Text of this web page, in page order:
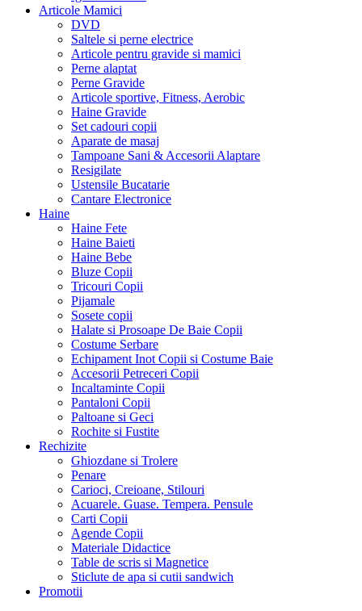
Articole Mamici
DVD
Saltele si perne electrice
Articole pentru gravide si mamici
Perne alaptat
Perne Gravide
Articole sportive, Fitness, Aerobic
Haine Gravide
Set cadouri copii
Aparate de masaj
Tampoane Sani & Accesorii Alaptare
Resigilate
Ustensile Bucatarie
Cantare Electronice
Haine
Haine Fete
Haine Baieti
Haine Bebe
Bluze Copii
Tricouri Copii
Pijamale
Sosete copii
Halate si Prosoape De Baie Copii
Costume Serbare
Echipament Inot Copii si Costume Baie
Accesorii Petreceri Copii
Incaltaminte Copii
Pantaloni Copii
Paltoane si Geci
Rochite si Fustite
Rechizite
Ghiozdane si Trolere
Penare
Carioci, Creioane, Stilouri
Acuarele. Guase. Tempera. Pensule
Carti Copii
Agende Copii
Materiale Didactice
Table de scris si Magnetice
Sticlute de apa si cutii sandwich
Promotii